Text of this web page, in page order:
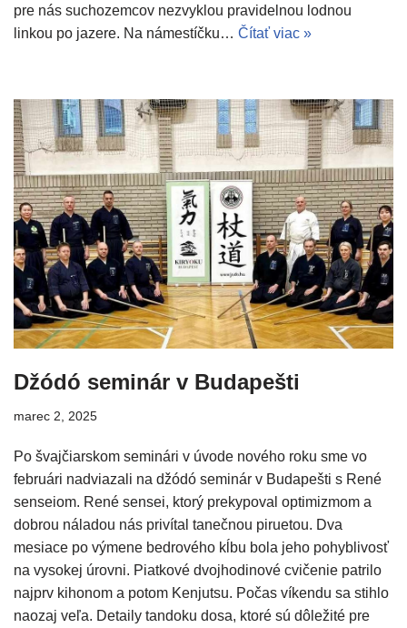
pre nás suchozemcov nezvyklou pravidelnou lodnou
linkou po jazere. Na námestíčku… Čítať viac »
Džódó seminár v Budapešti
marec 2, 2025
Po švajčiarskom seminári v úvode nového roku sme vo
februári nadviazali na džódó seminár v Budapešti s René
senseiom. René sensei, ktorý prekypoval optimizmom a
dobrou náladou nás privítal tanečnou piruetou. Dva
mesiace po výmene bedrového kĺbu bola jeho pohyblivosť
na vysokej úrovni. Piatkové dvojhodinové cvičenie patrilo
najprv kihonom a potom Kenjutsu. Počas víkendu sa stihlo
naozaj veľa. Detaily tandoku dosa, ktoré sú dôležité pre